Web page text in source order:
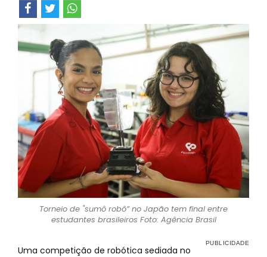
Torneio de "sumô robô” no Japão tem final entre
estudantes brasileiros Foto: Agência Brasil
Uma competição de robótica sediada no